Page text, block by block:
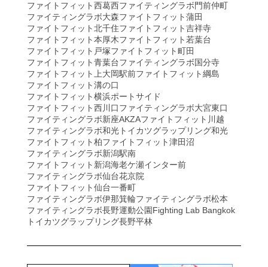
ファイトフィット西葛西ファイティングラボ門前仲町
ファイティングラボ大森ファイトフィット蒲田
ファイトフィット北千住ファイトフィット吉祥寺
ファイトフィット本厚木ファイトフィット若葉台
ファイトフィット戸塚ファイトフィット町田
ファイトフィット青葉台ファイティングラボ国分寺
ファイトフィット上大岡駅前ファイトフィット綱島
ファイトフィット溝の口
ファイトフィット横浜ポートサイド
ファイトフィット西川口ファイティングラボ大宮東口
ファイティングラボ新座AKZAファイトフィット川越
ファイティングラボ和光トイカツグラップリング和光
ファイトフィット柏ファイトフィット津田沼
ファイティングラボ新潟駅南
ファイトフィット新潟海老ケ瀬インター前
ファイティングラボ仙台花京院
ファイトフィット仙台一番町
ファイティングラボ伊那箕輪ファイティングラボ松本
ファイティングラボ長野運動公園Fighting Lab Bangkok
トイカツグラップリング長野平林